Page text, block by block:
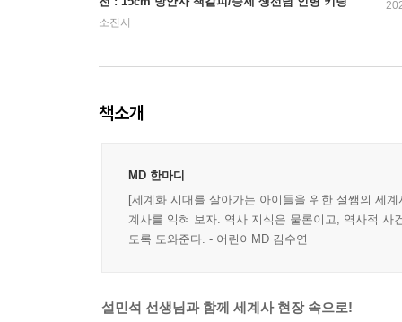
소진시
책소개
MD 한마디
[세계화 시대를 살아가는 아이들을 위한 설쌤의 세
계사를 익혀 보자. 역사 지식은 물론이고, 역사적 사
도록 도와준다. - 어린이MD 김수연
설민석 선생님과 함께 세계사 현장 속으로!